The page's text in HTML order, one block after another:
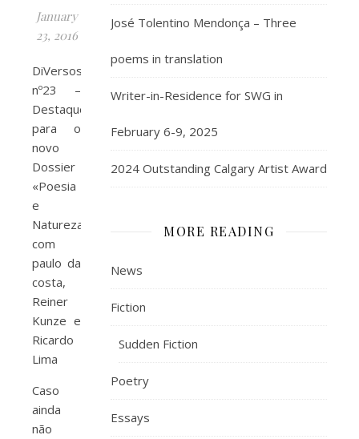
January
23, 2016
DiVersos
nº23 –
Destaque
para o
novo
Dossier
«Poesia
e
Natureza»
com
paulo da
costa,
Reiner
Kunze e
Ricardo
Lima
Caso
ainda
não
José Tolentino Mendonça – Three
poems in translation
Writer-in-Residence for SWG in
February 6-9, 2025
2024 Outstanding Calgary Artist Award
MORE READING
News
Fiction
Sudden Fiction
Poetry
Essays